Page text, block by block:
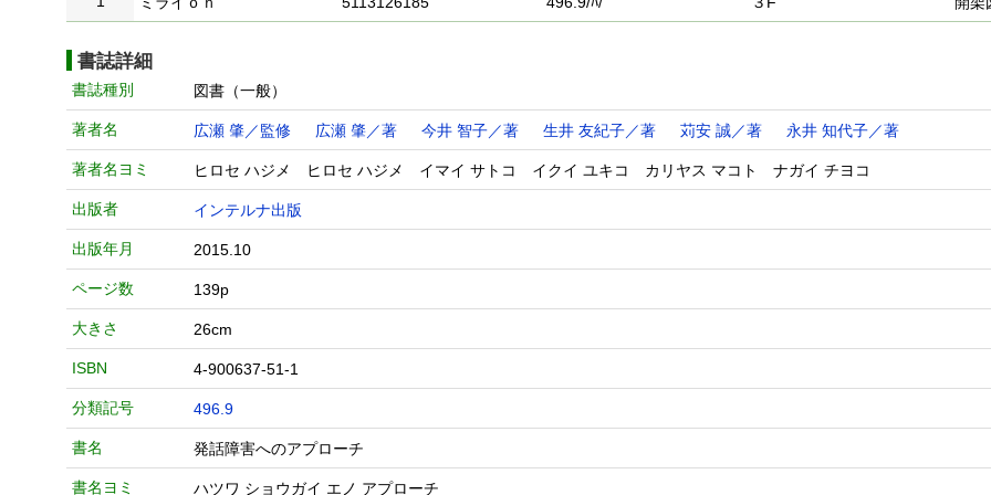
書誌詳細
書誌種別 図書（一般）
著者名 広瀬 肇／監修 広瀬 肇／著 今井 智子／著 生井 友紀子／著 苅安 誠／著 永井 知代子／著
著者名ヨミ ヒロセ ハジメ ヒロセ ハジメ イマイ サトコ イクイ ユキコ カリヤス マコト ナガイ チヨコ
出版者 インテルナ出版
出版年月 2015.10
ページ数 139p
大きさ 26cm
ISBN 4-900637-51-1
分類記号 496.9
書名 発話障害へのアプローチ
書名ヨミ ハツワ ショウガイ エノ アプローチ